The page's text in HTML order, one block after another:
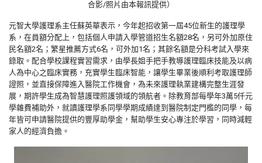
合影/照片由本報訊提供）
元智大學護理系主任蘇英華表示，今年起招收第一屆45位新生的護理學
系，在員額分配上，包括個人申請入學管道招生名額28名，另可外加原住
民名額2名；繁星推薦方式6名，可外加1名；其餘名額是分科考試入學來
錄取。配合學校課程實習需求，由學長姐手把手教導護理臨床技能及以病
人為中心之臨床實務，充實學生臨床智能，讓學生畢業後順利考取護理師
證照，並直接保障進入醫院工作機會，為未來護理執業建構完整生涯發
展，期許學生成為智慧護理照護領域的領航者。除教育部每學年3萬5仟元
學雜費補助外，就讀護理學系同學學期成績達到醫院制定門檻的同學，每
年皆可申請醫院提供的豐厚助學金，幫助學生安心專注於學習，同時減輕
家人的經濟負擔。